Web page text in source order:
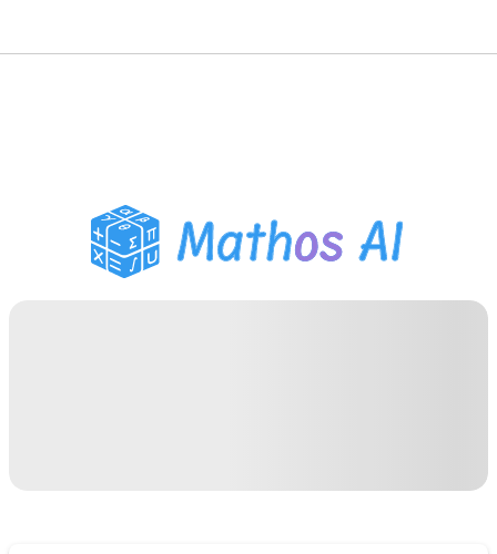
Помощник по домашним
заданиям PDF